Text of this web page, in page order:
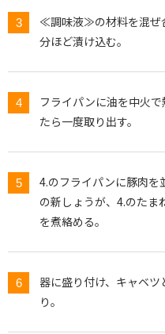
≪調味液≫の材料を混ぜ
分ほど漬け込む。
フライパンに油を中火
たら一度取り出す。
4.のフライパンに豚肉を
の新しょうが、4.のた
を煮絡める。
器に盛り付け、キャベ
り。